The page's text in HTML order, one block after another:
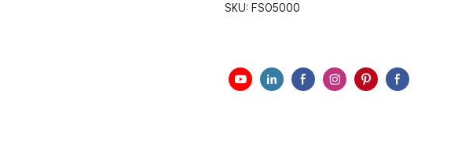
SKU: FSO5000